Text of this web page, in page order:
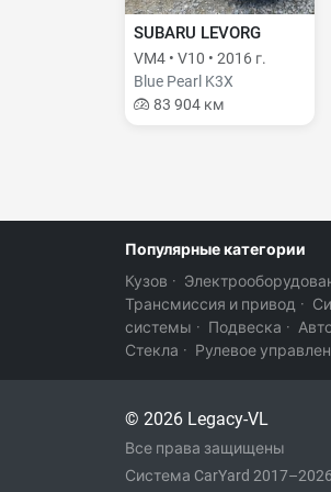
SUBARU LEVORG
VM4 • V10 • 2016 г.
Blue Pearl K3X
83 904 км
Популярные категории
Кузов ·
Трансмиссия и привод ·
системы · Подвеска ·
Стекла · Рулевое
© 2026 Legacy-VL
Все права защищены
Система CarYard 2017–2026